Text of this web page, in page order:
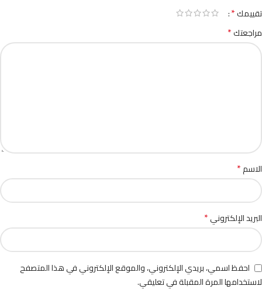
تقييمك*
مراجعتك*
الاسم*
البريد الإلكتروني*
احفظ اسمي، بريدي الإلكتروني، والموقع الإلكتروني في هذا المتصفح
لاستخدامها المرة المقبلة في تعليقي.